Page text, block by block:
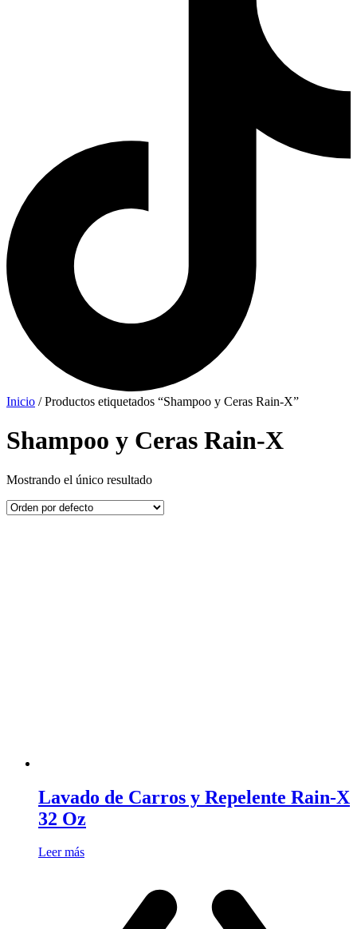
Inicio / Productos etiquetados “Shampoo y Ceras Rain-X”
Shampoo y Ceras Rain-X
Mostrando el único resultado
Lavado de Carros y Repelente Rain-X
32 Oz
Leer más